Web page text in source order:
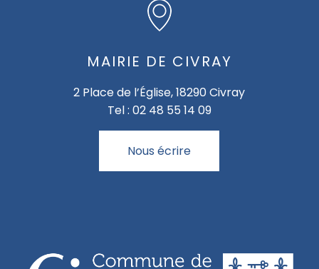
MAIRIE DE CIVRAY
2 Place de l’Église, 18290 Civray
Tel : 02 48 55 14 09
Nous écrire